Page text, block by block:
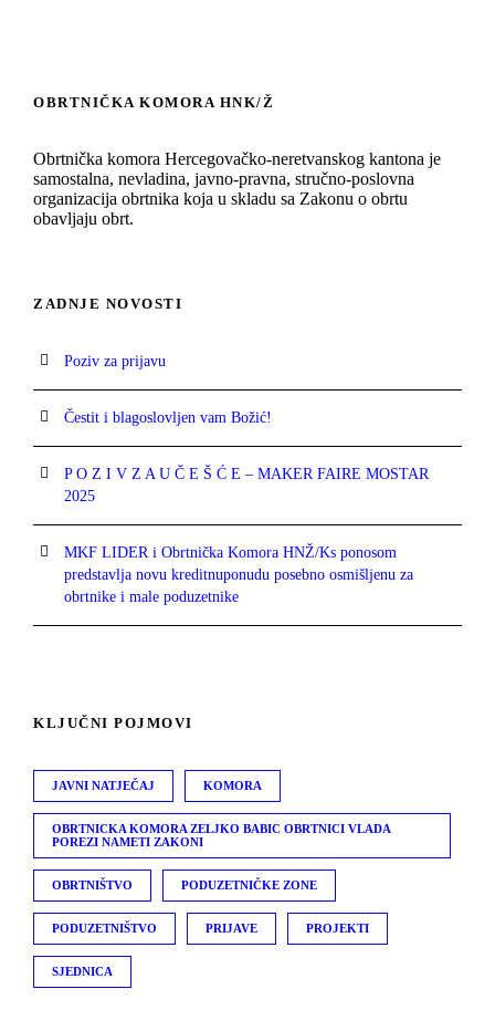
OBRTNIČKA KOMORA HNK/Ž
Obrtnička komora Hercegovačko-neretvanskog kantona je
samostalna, nevladina, javno-pravna, stručno-poslovna
organizacija obrtnika koja u skladu sa Zakonu o obrtu
obavljaju obrt.
ZADNJE NOVOSTI
Poziv za prijavu
Čestit i blagoslovljen vam Božić!
P O Z I V Z A U Č E Š Ć E – MAKER FAIRE MOSTAR
2025
MKF LIDER i Obrtnička Komora HNŽ/Ks ponosom
predstavlja novu kreditnuponudu posebno osmišljenu za
obrtnike i male poduzetnike
KLJUČNI POJMOVI
JAVNI NATJEČAJ KOMORA
OBRTNICKA KOMORA ZELJKO BABIC OBRTNICI VLADA
POREZI NAMETI ZAKONI
OBRTNIŠTVO PODUZETNIČKE ZONE
PODUZETNIŠTVO PRIJAVE PROJEKTI
SJEDNICA